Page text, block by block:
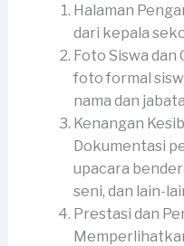
Halaman
dari kepala
Foto Siswa dan
foto formal
nama dan
Kenangan
Dokumentasi
upacara
seni, dan lain-
Prestasi dan